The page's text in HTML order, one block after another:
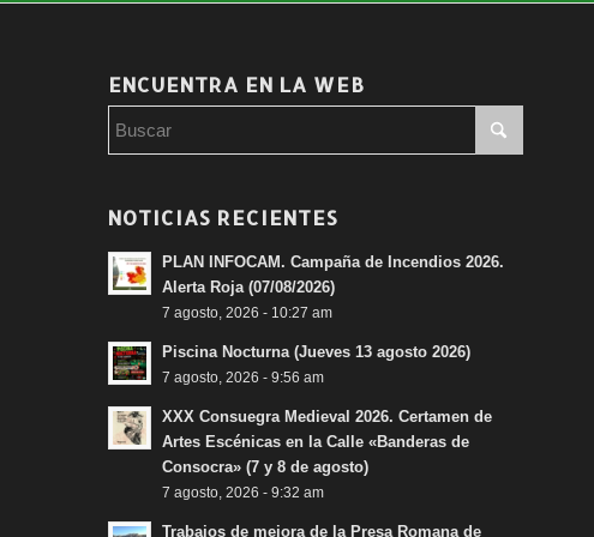
ENCUENTRA EN LA WEB
NOTICIAS RECIENTES
PLAN INFOCAM. Campaña de Incendios 2026.
Alerta Roja (07/08/2026)
7 agosto, 2026 - 10:27 am
Piscina Nocturna (Jueves 13 agosto 2026)
7 agosto, 2026 - 9:56 am
XXX Consuegra Medieval 2026. Certamen de
Artes Escénicas en la Calle «Banderas de
Consocra» (7 y 8 de agosto)
7 agosto, 2026 - 9:32 am
Trabajos de mejora de la Presa Romana de